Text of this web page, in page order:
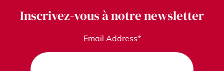
Inscrivez-vous à notre newsletter
Email Address*